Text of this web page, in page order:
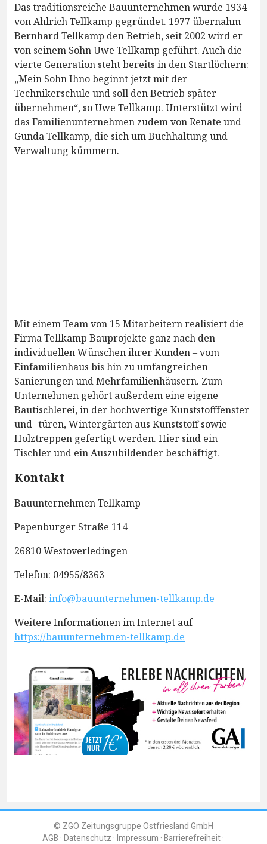
Das traditionsreiche Bauunternehmen wurde 1934
von Ahlrich Tellkamp gegründet. 1977 übernahm
Bernhard Tellkamp den Betrieb, seit 2002 wird er
von seinem Sohn Uwe Tellkamp geführt. Auch die
vierte Generation steht bereits in den Startlöchern:
„Mein Sohn Ihno beginnt jetzt mit der
Technikerschule und soll den Betrieb später
übernehmen“, so Uwe Tellkamp. Unterstützt wird
das Familienunternehmen zudem von Renate und
Gunda Tellkamp, die sich um Buchhaltung und
Verwaltung kümmern.
Mit einem Team von 15 Mitarbeitern realisiert die
Firma Tellkamp Bauprojekte ganz nach den
individuellen Wünschen ihrer Kunden – vom
Einfamilienhaus bis hin zu umfangreichen
Sanierungen und Mehrfamilienhäusern. Zum
Unternehmen gehört außerdem eine eigene
Bautischlerei, in der hochwertige Kunststofffenster
und -türen, Wintergärten aus Kunststoff sowie
Holztreppen gefertigt werden. Hier sind ein
Tischler und ein Auszubildender beschäftigt.
Kontakt
Bauunternehmen Tellkamp
Papenburger Straße 114
26810 Westoverledingen
Telefon: 04955/8363
E-Mail: info@bauunternehmen-tellkamp.de
Weitere Informationen im Internet auf
https://bauunternehmen-tellkamp.de
© ZGO Zeitungsgruppe Ostfriesland GmbH
AGB Datenschutz Impressum Barrierefreiheit